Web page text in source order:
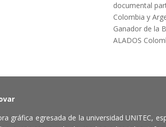
documental
Colombia y
Ganador de la
ALADOS
gráfica egresada de la universidad UNITEC,